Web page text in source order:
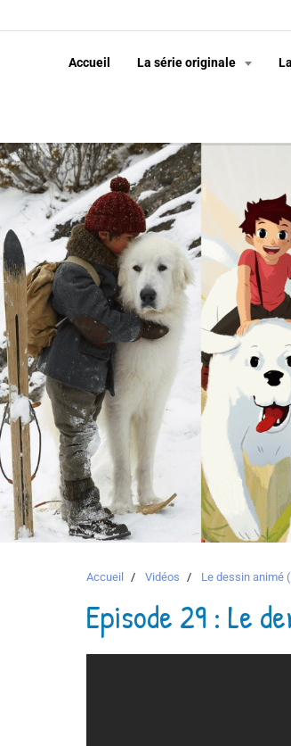
Accueil La série originale
Accueil Vidéos Le dessin animé
Episode 29 : Le